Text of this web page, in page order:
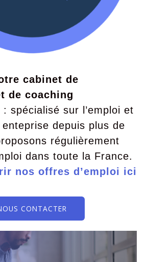
cabinet de
de coaching
: spécialisé sur l’emploi et
enteprise depuis plus de
régulièrement
dans toute la France.
nos offres d’emploi ici
CONTACTER